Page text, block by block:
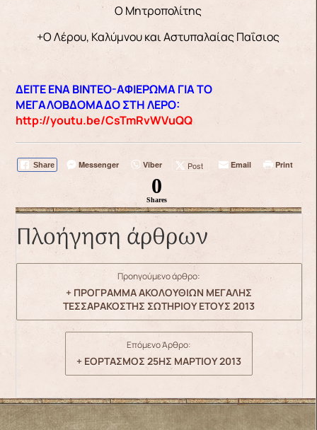
Ο Μητροπολίτης
+Ο Λέρου, Καλύμνου και Αστυπαλαίας Παΐσιος
ΔΕΙΤΕ ΕΝΑ ΒΙΝΤΕΟ-ΑΦΙΕΡΩΜΑΓΙΑ ΤΟ
ΜΕΓΑΛΟΒΔΟΜΑΔΟ ΣΤΗ ΛΕΡΟ:
http://youtu.be/CsTmRvWVuQQ
Share Messenger Viber Post Email Print
0
Shares
Πλοήγηση άρθρων
Προηγούμενο άρθρο:
+ ΠΡΟΓΡΑΜΜΑ ΑΚΟΛΟΥΘΙΩΝ ΜΕΓΑΛΗΣ
ΤΕΣΣΑΡΑΚΟΣΤΗΣ ΣΩΤΗΡΙΟΥ ΕΤΟΥΣ 2013
Επόμενο Άρθρο:
+ ΕΟΡΤΑΣΜΟΣ 25ΗΣ ΜΑΡΤΙΟΥ 2013